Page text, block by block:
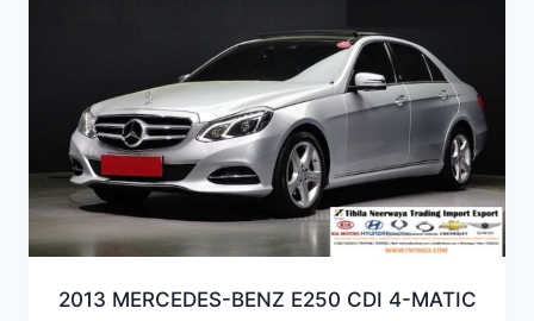
2013 MERCEDES-BENZ E250 CDI 4-MATIC